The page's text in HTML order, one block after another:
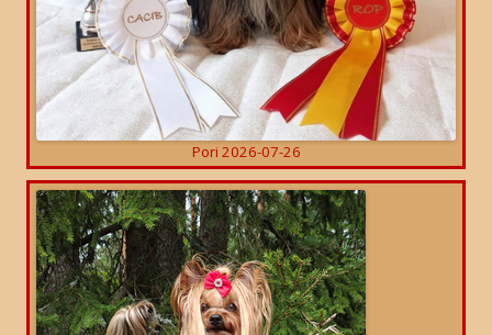
Pori 2026-07-26